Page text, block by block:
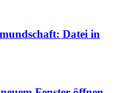
: Datei in